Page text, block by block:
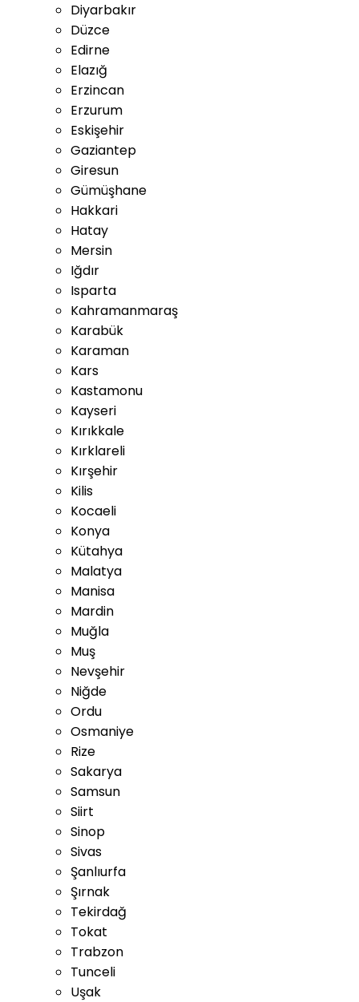
Diyarbakır
Düzce
Edirne
Elazığ
Erzincan
Erzurum
Eskişehir
Gaziantep
Giresun
Gümüşhane
Hakkari
Hatay
Mersin
Iğdır
Isparta
Kahramanmaraş
Karabük
Karaman
Kars
Kastamonu
Kayseri
Kırıkkale
Kırklareli
Kırşehir
Kilis
Kocaeli
Konya
Kütahya
Malatya
Manisa
Mardin
Muğla
Muş
Nevşehir
Niğde
Ordu
Osmaniye
Rize
Sakarya
Samsun
Siirt
Sinop
Sivas
Şanlıurfa
Şırnak
Tekirdağ
Tokat
Trabzon
Tunceli
Uşak